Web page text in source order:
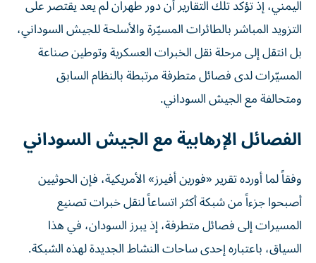
اليمني، إذ تؤكد تلك التقارير أن دور طهران لم يعد يقتصر على
التزويد المباشر بالطائرات المسيّرة والأسلحة للجيش السوداني،
بل انتقل إلى مرحلة نقل الخبرات العسكرية وتوطين صناعة
المسيّرات لدى فصائل متطرفة مرتبطة بالنظام السابق
ومتحالفة مع الجيش السوداني.
الفصائل الإرهابية مع الجيش السوداني
وفقاً لما أورده تقرير «فورين أفيرز» الأمريكية، فإن الحوثيين
أصبحوا جزءاً من شبكة أكثر اتساعاً لنقل خبرات تصنيع
المسيرات إلى فصائل متطرفة، إذ يبرز السودان، في هذا
السياق، باعتباره إحدى ساحات النشاط الجديدة لهذه الشبكة.